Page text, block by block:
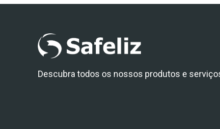
Descubra todos os nossos produtos e